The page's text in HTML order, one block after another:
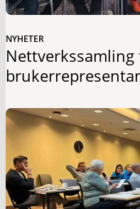
NYHETER
Nettverkssamling